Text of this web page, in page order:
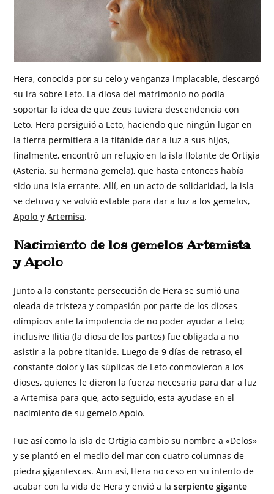
Hera, conocida por su celo y venganza implacable, descargó
su ira sobre Leto. La diosa del matrimonio no podía
soportar la idea de que Zeus tuviera descendencia con
Leto. Hera persiguió a Leto, haciendo que ningún lugar en
la tierra permitiera a la titánide dar a luz a sus hijos,
finalmente, encontró un refugio en la isla flotante de Ortigia
(Asteria, su hermana gemela), que hasta entonces había
sido una isla errante. Allí, en un acto de solidaridad, la isla
se detuvo y se volvió estable para dar a luz a los gemelos,
Apolo yArtemisa.
Nacimiento de los gemelos Artemista
y Apolo
Junto a la constante persecución de Hera se sumió una
oleada de tristeza y compasión por parte de los dioses
olímpicos ante la impotencia de no poder ayudar a Leto;
inclusive Ilitia (la diosa de los partos) fue obligada a no
asistir a la pobre titanide. Luego de 9 días de retraso, el
constante dolor y las súplicas de Leto conmovieron a los
dioses, quienes le dieron la fuerza necesaria para dar a luz
a Artemisa para que, acto seguido, esta ayudase en el
nacimiento de su gemelo Apolo.
Fue así como la isla de Ortigia cambio su nombre a «Delos»
y se plantó en el medio del mar con cuatro columnas de
piedra gigantescas. Aun así, Hera no ceso en su intento de
acabar con la vida de Hera y envió a laserpiente gigante